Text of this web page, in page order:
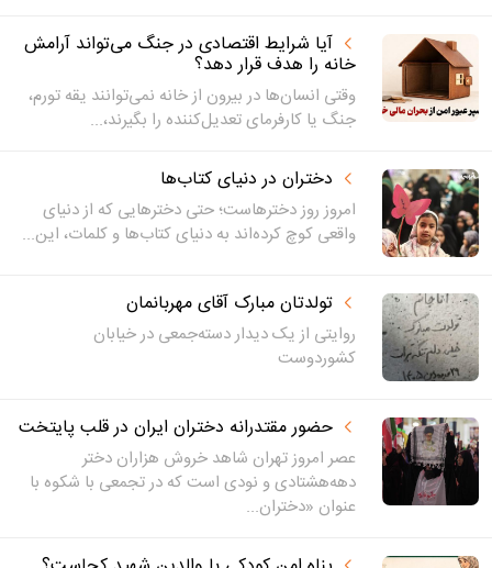
آیا شرایط اقتصادی در جنگ می‌تواند آرامش
خانه را هدف قرار دهد؟
وقتی انسان‌ها در بیرون از خانه نمی‌توانند یقه تورم،
جنگ یا کارفرمای تعدیل‌کننده را بگیرند،...
دختران در دنیای کتاب‌ها
امروز روز دخترهاست؛ حتی دخترهایی که از دنیای
واقعی کوچ کرده‌اند به دنیای کتاب‌ها و کلمات، این...
تولدتان مبارک آقای مهربانمان
روایتی از یک دیدار دسته‌‌جمعی در خیابان
کشوردوست
حضور مقتدرانه دختران ایران در قلب پایتخت
عصر امروز تهران شاهد خروش هزاران دختر
دهه‌هشتادی و نودی است که در تجمعی با شکوه با
عنوان «دختران...